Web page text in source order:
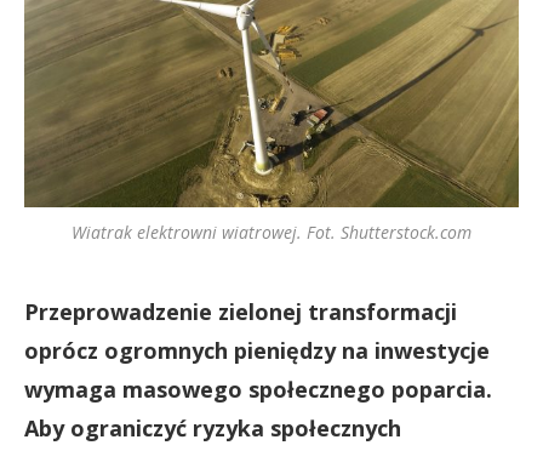
Wiatrak elektrowni wiatrowej. Fot. Shutterstock.com
Przeprowadzenie zielonej transformacji
oprócz ogromnych pieniędzy na inwestycje
wymaga masowego społecznego poparcia.
Aby ograniczyć ryzyka społecznych